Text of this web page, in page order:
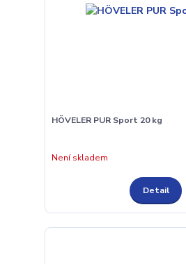
HÖVELER PUR Sport 20 kg
Není skladem
Detail